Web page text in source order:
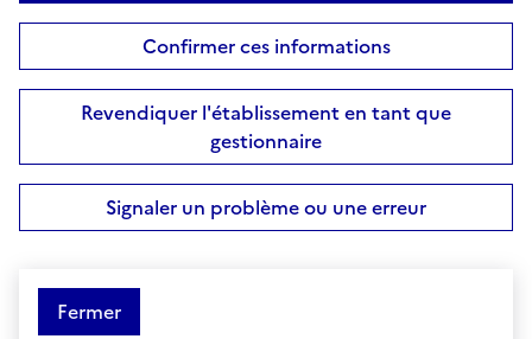
Confirmer ces informations
Revendiquer l'établissement en tant que
gestionnaire
Signaler un problème ou une erreur
Fermer